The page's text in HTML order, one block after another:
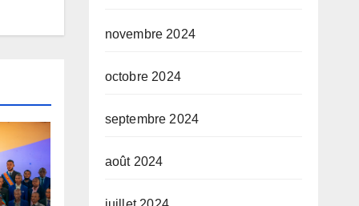
novembre 2024
octobre 2024
septembre 2024
août 2024